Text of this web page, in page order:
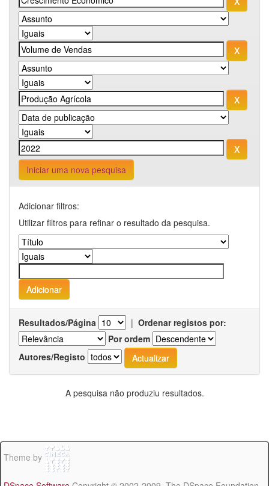
Iniciar uma nova pesquisa
Adicionar filtros:
Utilizar filtros para refinar o resultado da pesquisa.
Resultados/Página | Ordenar registos por:
Por ordem
Autores/Registo
A pesquisa não produziu resultados.
Theme by